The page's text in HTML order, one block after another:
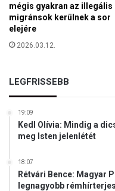
mégis gyakran az illegális
migránsok kerülnek a sor
elejére
2026.03.12.
LEGFRISSEBB
19:09
Kedl Olívia: Mindig a
meg Isten jelenlétét
18:07
Rétvári Bence: Magyar
legnagyobb